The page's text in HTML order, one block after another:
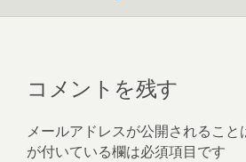
コメントを残す
メールアドレスが公開されること
が付いている欄は必須項目です